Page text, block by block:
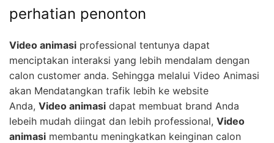
perhatian penonton
Video animasi professional tentunya dapat
menciptakan interaksi yang lebih mendalam dengan
calon customer anda. Sehingga melalui Video Animasi
akan Mendatangkan trafik lebih ke website
Anda, Video animasi dapat membuat brand Anda
lebeih mudah diingat dan lebih professional, Video
animasi membantu meningkatkan keinginan calon